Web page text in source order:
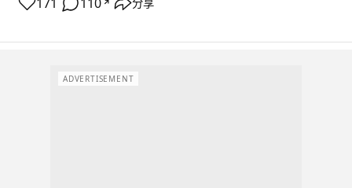
↗
ADVERTISEMENT